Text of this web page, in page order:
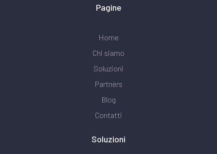
Pagine
Home
Chi siamo
Soluzioni
Partners
Blog
Contatti
Soluzioni